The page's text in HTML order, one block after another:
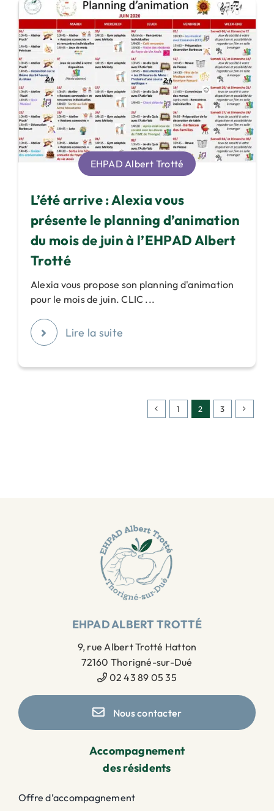
EHPAD Albert Trotté
L’été arrive : Alexia vous
présente le planning d’animation
du mois de juin à l’EHPAD Albert
Trotté
Alexia vous propose son planning d'animation
pour le mois de juin. CLIC ...
Lire la suite
1 2 3
EHPAD ALBERT TROTTÉ
9, rue Albert Trotté Hatton
72160 Thorigné-sur-Dué
02 43 89 05 35
Nous contacter
Accompagnement
des résidents
Offre d’accompagnement